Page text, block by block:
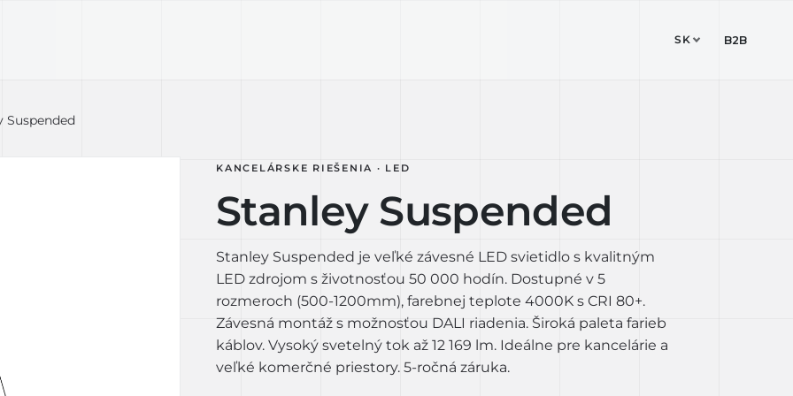
SK B2B
Suspended
KANCELÁRSKE RIEŠENIA · LED
Stanley Suspended
Stanley Suspended je veľké závesné LED svietidlo s kvalitným
LED zdrojom s životnosťou 50 000 hodín. Dostupné v 5
rozmeroch (500-1200mm), farebnej teplote 4000K s CRI 80+.
Závesná montáž s možnosťou DALI riadenia. Široká paleta farieb
káblov. Vysoký svetelný tok až 12 169 lm. Ideálne pre kancelárie a
veľké komerčné priestory. 5-ročná záruka.